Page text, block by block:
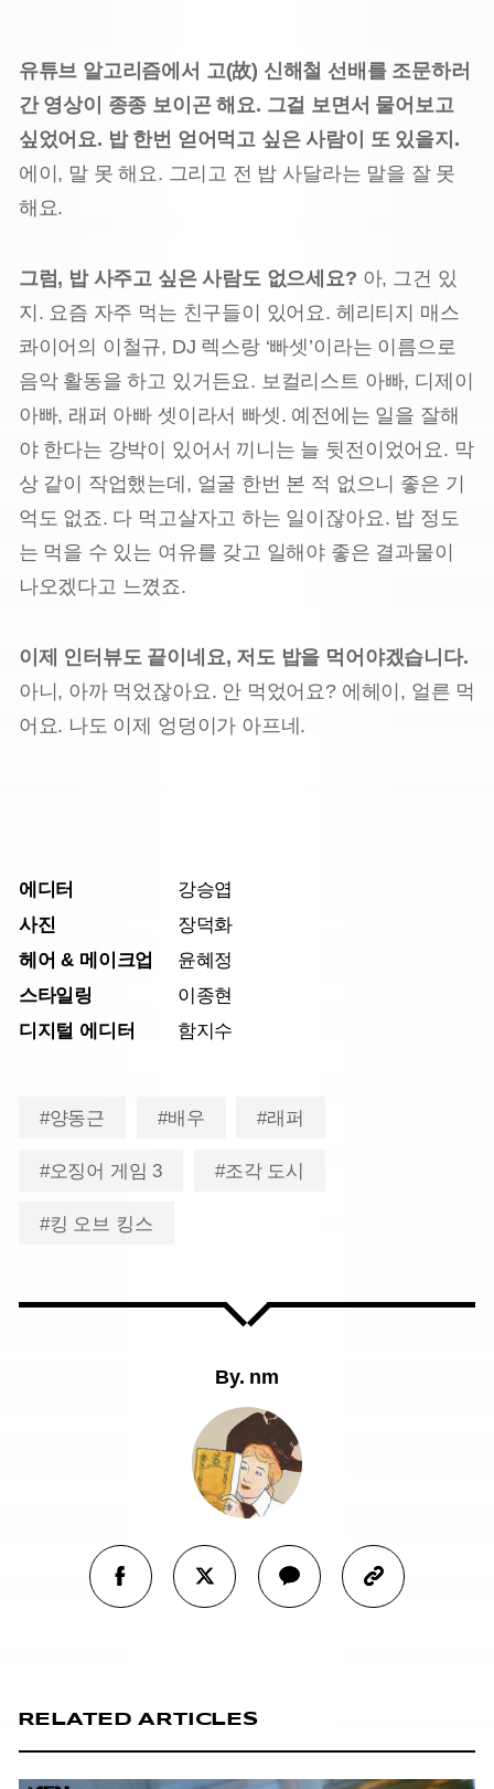
유튜브 알고리즘에서 고(故) 신해철 선배를 조문하러
간 영상이 종종 보이곤 해요. 그걸 보면서 물어보고
싶었어요. 밥 한번 얻어먹고 싶은 사람이 또 있을지.
에이, 말 못 해요. 그리고 전 밥 사달라는 말을 잘 못
해요.
그럼, 밥 사주고 싶은 사람도 없으세요? 아, 그건 있
지. 요즘 자주 먹는 친구들이 있어요. 헤리티지 매스
콰이어의 이철규, DJ 렉스랑 ‘빠셋’이라는 이름으로
음악 활동을 하고 있거든요. 보컬리스트 아빠, 디제이
아빠, 래퍼 아빠 셋이라서 빠셋. 예전에는 일을 잘해
야 한다는 강박이 있어서 끼니는 늘 뒷전이었어요. 막
상 같이 작업했는데, 얼굴 한번 본 적 없으니 좋은 기
억도 없죠. 다 먹고살자고 하는 일이잖아요. 밥 정도
는 먹을 수 있는 여유를 갖고 일해야 좋은 결과물이
나오겠다고 느꼈죠.
이제 인터뷰도 끝이네요, 저도 밥을 먹어야겠습니다.
아니, 아까 먹었잖아요. 안 먹었어요? 에헤이, 얼른 먹
어요. 나도 이제 엉덩이가 아프네.
에디터
강승엽
사진
장덕화
헤어 & 메이크업
윤혜정
스타일링
이종현
디지털 에디터
함지수
#양동근 #배우 #래퍼
#오징어 게임 3 #조각 도시
#킹 오브 킹스
By. nm
RELATED ARTICLES